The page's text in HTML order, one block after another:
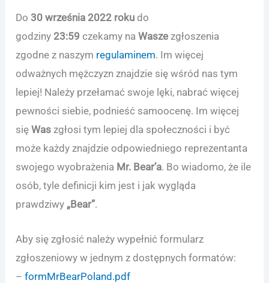
Do 30 września 2022 roku do
godziny 23:59 czekamy naWasze zgłoszenia
zgodne z naszym regulaminem. Im więcej
odważnych mężczyzn znajdzie się wśród nas tym
lepiej! Należy przełamać swoje lęki, nabrać więcej
pewności siebie, podnieść samoocenę. Im więcej
sięWas zgłosi tym lepiej dla społeczności i być
może każdy znajdzie odpowiedniego reprezentanta
swojego wyobrażenia Mr. Bear’a. Bo wiadomo, że ile
osób, tyle definicji kim jest i jak wygląda
prawdziwy „Bear”.
Aby się zgłosić należy wypełnić formularz
zgłoszeniowy w jednym z dostępnych formatów:
–formMrBearPoland.pdf